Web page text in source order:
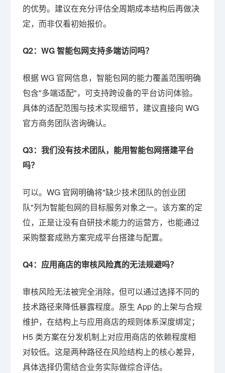
的优势。建议在充分评估全周期成本结构后再做决
定，而非仅看初始报价。
Q2：WG 智能包网支持多端访问吗？
根据 WG 官网信息，智能包网的能力覆盖范围明确
包含"多端适配"，可支持跨设备的平台访问体验。
具体的适配范围与技术实现细节，建议直接向 WG
官方商务团队咨询确认。
Q3：我们没有技术团队，能用智能包网搭建平台
吗？
可以。WG 官网明确将"缺少技术团队的创业团
队"列为智能包网的目标服务对象之一。该方案的定
位，正是让没有自研技术能力的运营方，也能通过
采购整套成熟方案完成平台搭建与配置。
Q4：应用商店的审核风险真的无法规避吗？
审核风险无法被完全消除，但可以通过选择不同的
技术路径来降低暴露程度。原生 App 的上架与合规
维护，在结构上与应用商店的规则体系深度绑定；
H5 类方案在分发机制上对应用商店的依赖程度相
对较低。这是两种路径在风险结构上的核心差异，
具体选择仍需结合业务实际做综合评估。